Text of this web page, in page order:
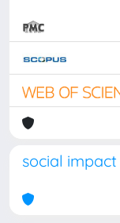
social impact